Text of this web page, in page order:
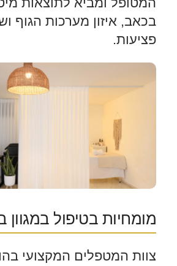
בכאב, איזון מערכות הגוף
פציעות.
מומחיות בטיפול במגוון
צוות המטפלים המקצועי